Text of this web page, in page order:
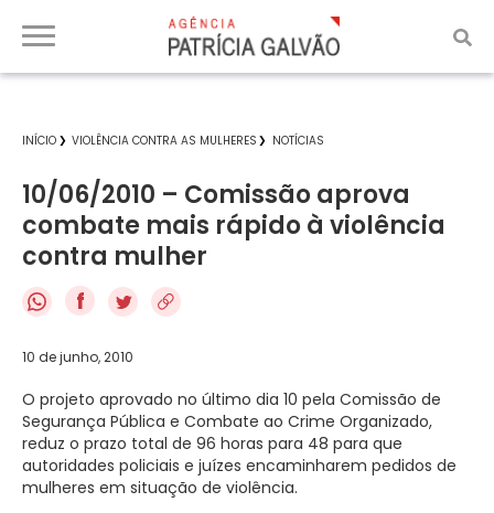
INÍCIO VIOLÊNCIA CONTRA AS MULHERES NOTÍCIAS
10/06/2010 – Comissão aprova
combate mais rápido à violência
contra mulher
f
10 de junho, 2010
O projeto aprovado no último dia 10 pela Comissão de
Segurança Pública e Combate ao Crime Organizado,
reduz o prazo total de 96 horas para 48 para que
autoridades policiais e juízes encaminharem pedidos de
mulheres em situação de violência.